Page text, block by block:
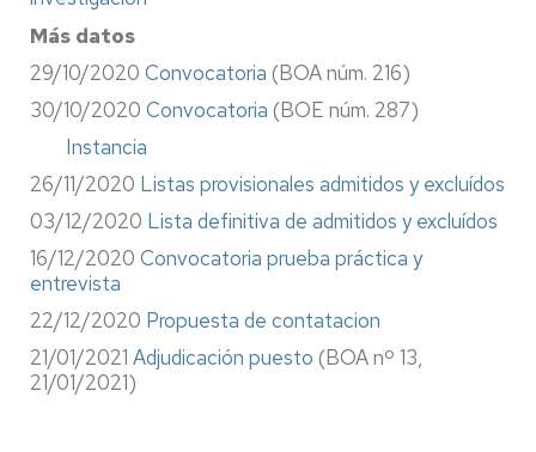
Más datos
29/10/2020 Convocatoria (BOA núm. 216)
30/10/2020 Convocatoria (BOE núm. 287)
Instancia
26/11/2020 Listas provisionales admitidos y excluídos
03/12/2020 Lista definitiva de admitidos y excluídos
16/12/2020 Convocatoria prueba práctica y
entrevista
22/12/2020 Propuesta de contatacion
21/01/2021 Adjudicación puesto (BOA nº 13,
21/01/2021)